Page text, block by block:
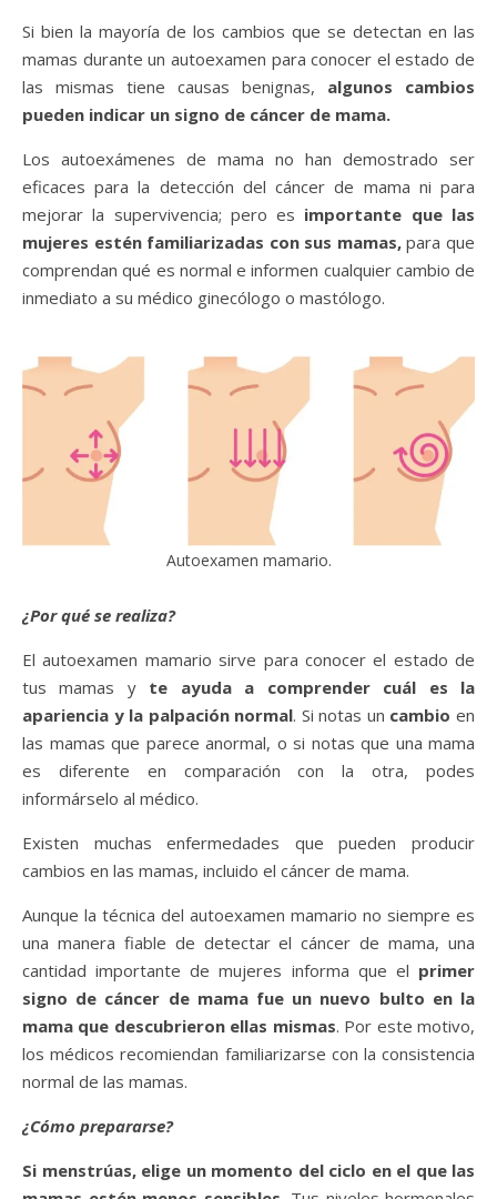
Si bien la mayoría de los cambios que se detectan en las
mamas durante un autoexamen para conocer el estado de
las mismas tiene causas benignas, algunos cambios
pueden indicar un signo de cáncer de mama.
Los autoexámenes de mama no han demostrado ser
eficaces para la detección del cáncer de mama ni para
mejorar la supervivencia; pero es importante que las
mujeres estén familiarizadas con sus mamas,para que
comprendan qué es normal e informen cualquier cambio de
inmediato a su médico ginecólogo o mastólogo.
Autoexamen mamario.
¿Por qué se realiza?
El autoexamen mamario sirve para conocer el estado de
tus mamas y te ayuda a comprender cuál es la
apariencia y la palpación normal. Si notas un cambioen
las mamas que parece anormal, o si notas que una mama
es diferente en comparación con la otra, podes
informárselo al médico.
Existen muchas enfermedades que pueden producir
cambios en las mamas, incluido el cáncer de mama.
Aunque la técnica del autoexamen mamario no siempre es
una manera fiable de detectar el cáncer de mama, una
cantidad importante de mujeres informa que el primer
signo de cáncer de mama fue un nuevo bulto en la
mama que descubrieron ellas mismas. Por este motivo,
los médicos recomiendan familiarizarse con la consistencia
normal de las mamas.
¿Cómo prepararse?
Si menstrúas, elige un momento del ciclo en el que las